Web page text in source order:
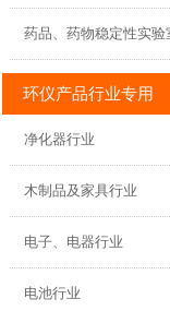
药品、药物稳定性实验
环仪产品行业专用
净化器行业
木制品及家具行业
电子、电器行业
电池行业